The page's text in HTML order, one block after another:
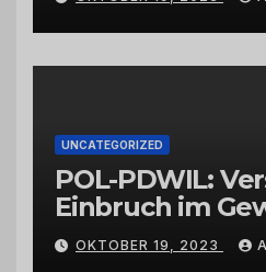
UNCATEGORIZED
POL-PDWIL:
Einbruch im
Wittlich
OKTOBER 19, 2023